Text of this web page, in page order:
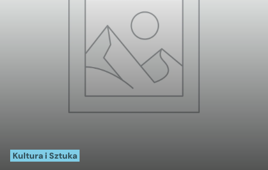
Kultura i Sztuka